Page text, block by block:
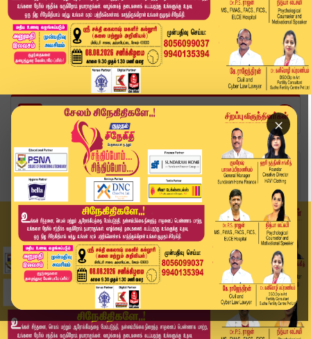
×
Home
வீடியோ ஸ்டோரி
முதலமைச்சருடன் காங்கிரஸ் குழு சந்திப்பு | MK St...